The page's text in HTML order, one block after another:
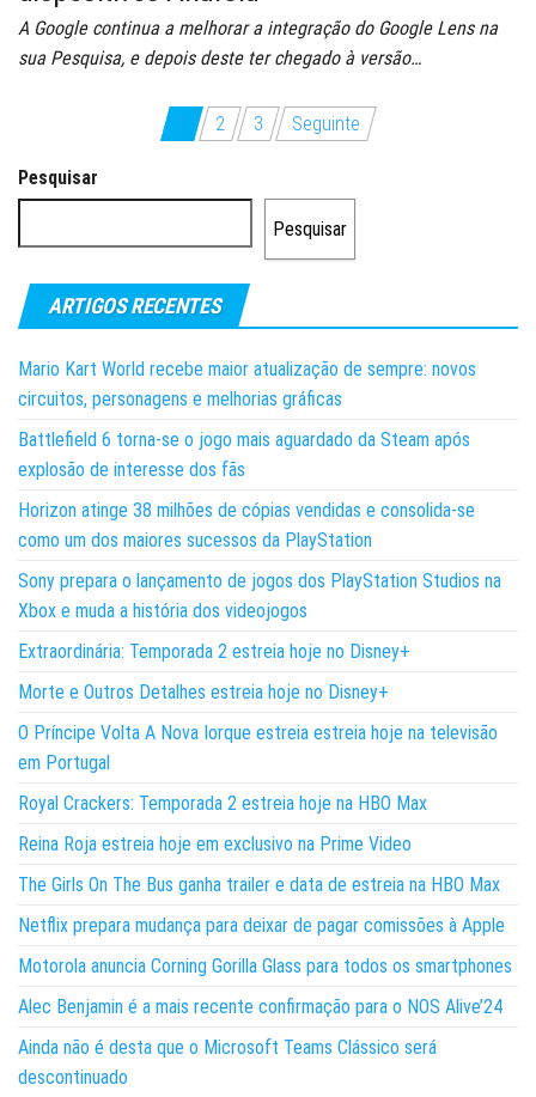
A Google continua a melhorar a integração do Google Lens na
sua Pesquisa, e depois deste ter chegado à versão…
Paginação
dos
conteúdos
1 2 3 Seguinte
Pesquisar
Pesquisar
ARTIGOS RECENTES
Mario Kart World recebe maior atualização de sempre: novos
circuitos, personagens e melhorias gráficas
Battlefield 6 torna-se o jogo mais aguardado da Steam após
explosão de interesse dos fãs
Horizon atinge 38 milhões de cópias vendidas e consolida-se
como um dos maiores sucessos da PlayStation
Sony prepara o lançamento de jogos dos PlayStation Studios na
Xbox e muda a história dos videojogos
Extraordinária: Temporada 2 estreia hoje no Disney+
Morte e Outros Detalhes estreia hoje no Disney+
O Príncipe Volta A Nova Iorque estreia estreia hoje na televisão
em Portugal
Royal Crackers: Temporada 2 estreia hoje na HBO Max
Reina Roja estreia hoje em exclusivo na Prime Video
The Girls On The Bus ganha trailer e data de estreia na HBO Max
Netflix prepara mudança para deixar de pagar comissões à Apple
Motorola anuncia Corning Gorilla Glass para todos os smartphones
Alec Benjamin é a mais recente confirmação para o NOS Alive’24
Ainda não é desta que o Microsoft Teams Clássico será
descontinuado